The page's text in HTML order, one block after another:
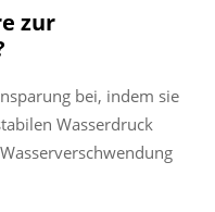
zur
bei, indem sie
Wasserdruck